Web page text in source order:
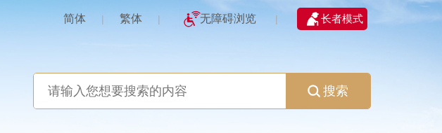
简体 | 繁体 | 无障碍浏览 | 长者模式
搜索